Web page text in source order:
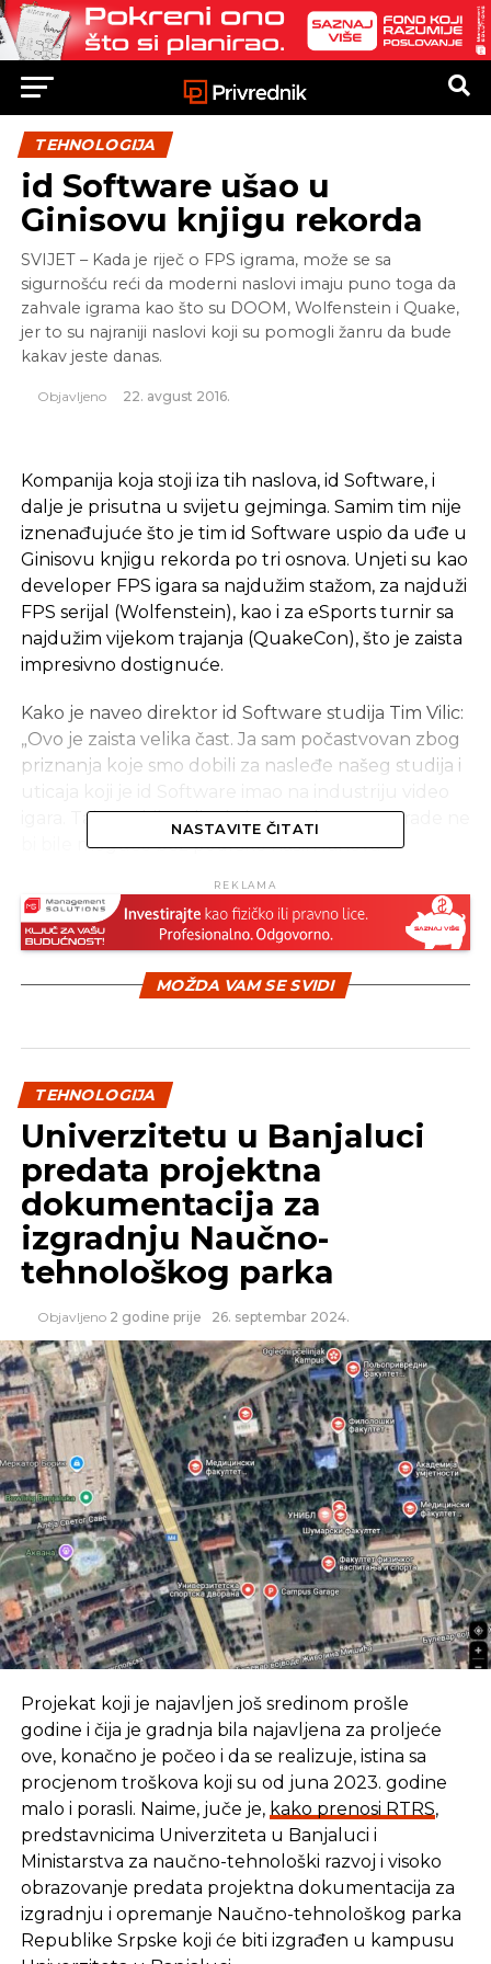
TEHNOLOGIJA
id Software ušao u
Ginisovu knjigu rekorda
SVIJET – Kada je riječ o FPS igrama, može se sa
sigurnošću reći da moderni naslovi imaju puno toga da
zahvale igrama kao što su DOOM, Wolfenstein i Quake,
jer to su najraniji naslovi koji su pomogli žanru da bude
kakav jeste danas.
Objavljeno 22. avgust 2016.
Kompanija koja stoji iza tih naslova, id Software, i
dalje je prisutna u svijetu gejminga. Samim tim nije
iznenađujuće što je tim id Software uspio da uđe u
Ginisovu knjigu rekorda po tri osnova. Unjeti su kao
developer FPS igara sa najdužim stažom, za najduži
FPS serijal (Wolfenstein), kao i za eSports turnir sa
najdužim vijekom trajanja (QuakeCon), što je zaista
impresivno dostignuće.
Kako je naveo direktor id Software studija Tim Vilic:
„Ovo je zaista velika čast. Ja sam počastvovan zbog
priznanja koje smo dobili za nasleđe našeg studija i
igara. Takođe bih volio da kažem da ove nagrade ne
bi bile moguće bez podrške naših fanova“.
U međuvremenu studio radi na novoj verziji igre
Quake u formi Quake Champions, koju ćemo
najverovatnije vidjeti sljedeće godine.
Izvor: Ubergizmo
SLIČNE TEME:
SLEDEĆI
Stižu baterije zbog kojih ćete manje puniti
telefone
NE PROPUSTITE
Facebook i Unity razvijaju svoju posebnu
platformu za igranje
NASTAVITE ČITATI
REKLAMA
MOŽDA VAM SE SVIDI
TEHNOLOGIJA
Univerzitetu u Banjaluci
predata projektna
dokumentacija za
izgradnju Naučno-
tehnološkog parka
Objavljeno 2 godine prije 26. septembar 2024.
Projekat koji je najavljen još sredinom prošle
godine i čija je gradnja bila najavljena za proljeće
ove, konačno je počeo i da se realizuje, istina sa
procjenom troškova koji su od juna 2023. godine
malo i porasli. Naime, juče je, kako prenosi RTRS,
predstavnicima Univerziteta u Banjaluci i
Ministarstva za naučno-tehnološki razvoj i visoko
obrazovanje predata projektna dokumentacija za
izgradnju i opremanje Naučno-tehnološkog parka
Republike Srpske koji će biti izgrađen u kampusu